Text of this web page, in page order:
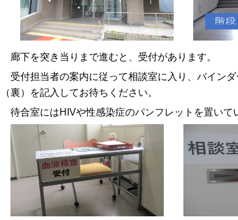
廊下を突き当りまで進むと、受付があります。
受付担当者の案内に従って相談室に入り、バイン
（裏）を記入してお待ちください。
待合室にはHIVや性感染症のパンフレットを置いて